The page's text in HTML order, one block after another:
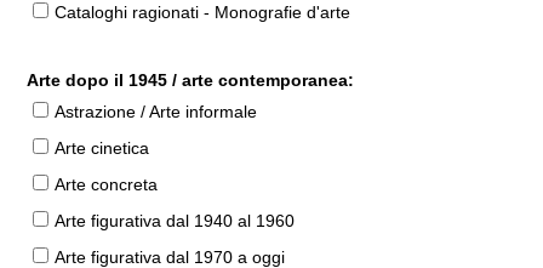
Cataloghi ragionati - Monografie d'arte
Arte dopo il 1945 / arte contemporanea:
Astrazione / Arte informale
Arte cinetica
Arte concreta
Arte figurativa dal 1940 al 1960
Arte figurativa dal 1970 a oggi